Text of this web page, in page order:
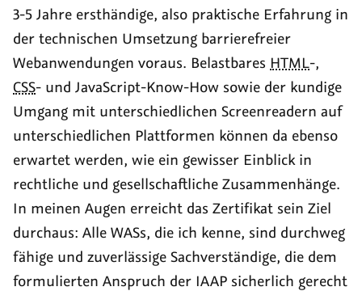
3-5 Jahre ersthändige, also praktische Erfahrung in
der technischen Umsetzung barrierefreier
Webanwendungen voraus. Belastbares HTML-,
CSS- und JavaScript-Know-How sowie der kundige
Umgang mit unterschiedlichen Screenreadern auf
unterschiedlichen Plattformen können da ebenso
erwartet werden, wie ein gewisser Einblick in
rechtliche und gesellschaftliche Zusammenhänge.
In meinen Augen erreicht das Zertifikat sein Ziel
durchaus: Alle WASs, die ich kenne, sind durchweg
fähige und zuverlässige Sachverständige, die dem
formulierten Anspruch der IAAP sicherlich gerecht